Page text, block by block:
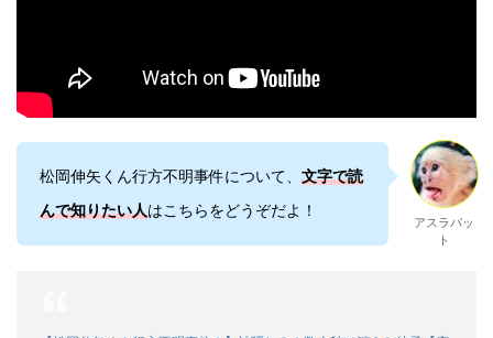
松岡伸矢くん行方不明事件について、 文字で読
んで知りたい人はこちらをどうぞだよ！
アスラパッ
ト